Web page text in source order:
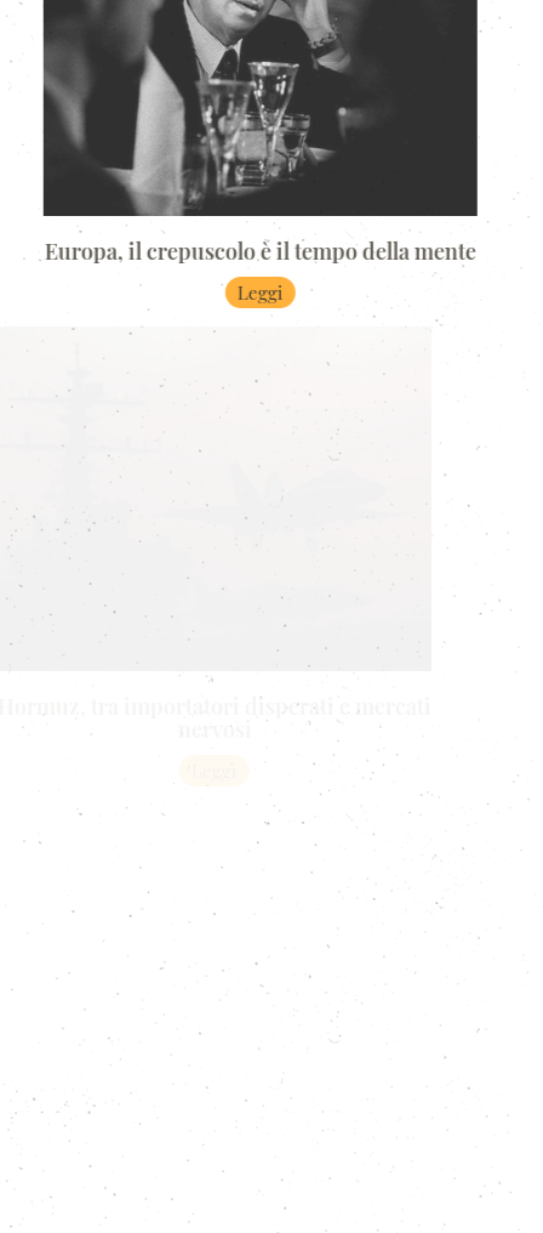
Europa, il crepuscolo è il tempo della mente
Leggi
Hormuz, tra importatori disperati e mercati
nervosi
I poveri del mondo pagheranno il prezzo
più alto